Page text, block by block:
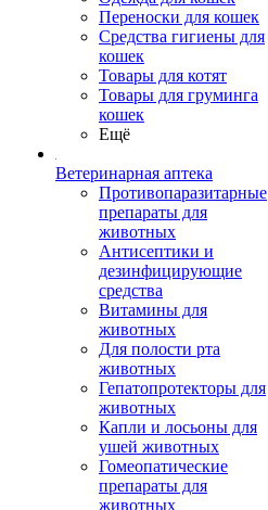
Переноски для кошек
Средства гигиены для
кошек
Товары для котят
Товары для груминга
кошек
Ещё
Ветеринарная аптека
Противопаразитарные
препараты для
животных
Антисептики и
дезинфицирующие
средства
Витамины для
животных
Для полости рта
животных
Гепатопротекторы для
животных
Капли и лосьоны для
ушей животных
Гомеопатические
препараты для
животных